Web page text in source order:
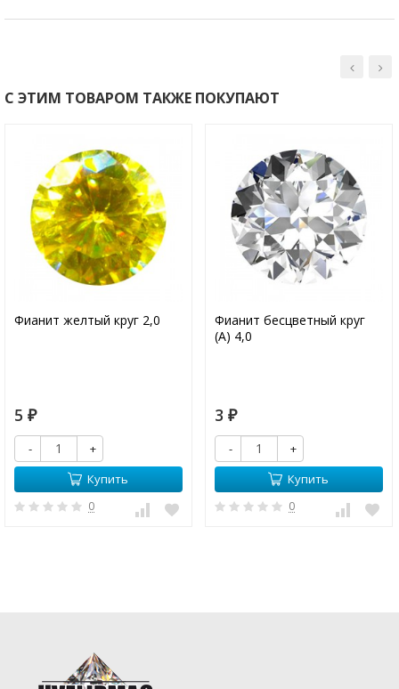
С ЭТИМ ТОВАРОМ ТАКЖЕ ПОКУПАЮТ
Фианит желтый круг 2,0
5 ₽
-
+
Купить
0
Фианит бесцветный круг
(А) 4,0
3 ₽
-
+
Купить
0